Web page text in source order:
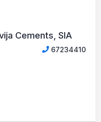
Cements, SIA
67234410